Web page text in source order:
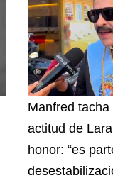
Manfred tacha
actitud de
honor: “es